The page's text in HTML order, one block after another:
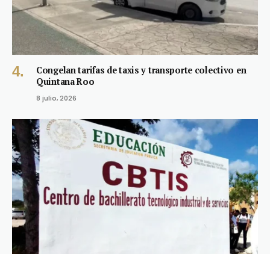
Congelan tarifas de taxis y transporte colectivo en
Quintana Roo
8 julio, 2026